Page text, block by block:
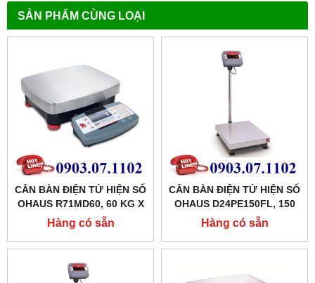
SẢN PHẨM CÙNG LOẠI
CÂN BÀN ĐIỆN TỬ HIỆN SỐ
OHAUS R71MD60, 60 KG X
0.001KG
Hàng có sẵn
CÂN BÀN ĐIỆN TỬ HIỆN SỐ
OHAUS D24PE150FL, 150
KG X 0.02 KG
Hàng có sẵn